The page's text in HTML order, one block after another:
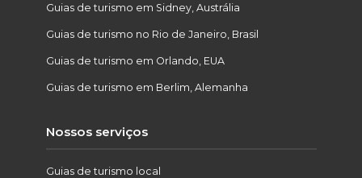
Guias de turismo em Sidney, Austrália
Guias de turismo no Rio de Janeiro, Brasil
Guias de turismo em Orlando, EUA
Guias de turismo em Berlim, Alemanha
Nossos serviços
Guias de turismo local